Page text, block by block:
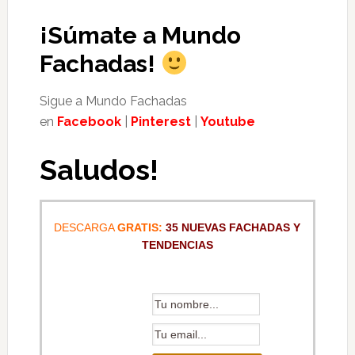
¡Súmate a Mundo
Fachadas!
Sigue a Mundo Fachadas
en Facebook| Pinterest Youtube
Saludos!
DESCARGAGRATIS: 35 NUEVAS FACHADAS Y
TENDENCIAS